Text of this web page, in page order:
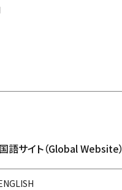
語サイト（Global Website）